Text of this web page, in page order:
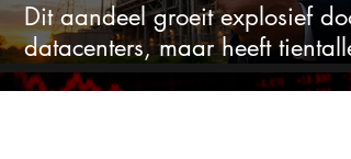
Dit aandeel groeit explosief
datacenters, maar heeft
miljarden nodig